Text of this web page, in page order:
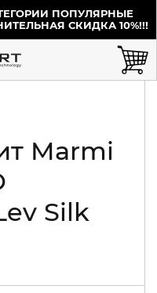
ПОПУЛЯРНЫЕ
СКИДКА 10%!!!
Marmi
Silk